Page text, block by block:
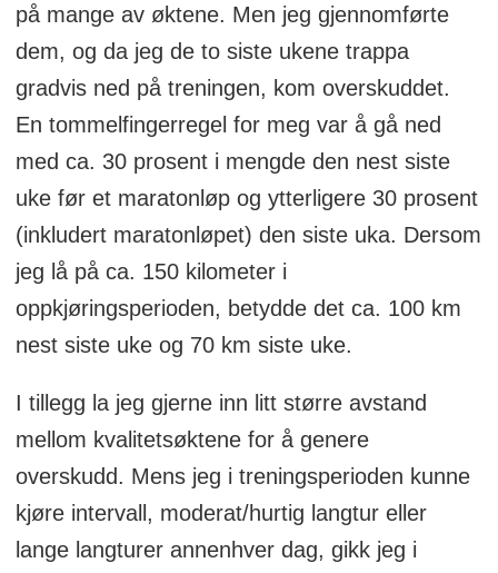
på mange av øktene. Men jeg gjennomførte
dem, og da jeg de to siste ukene trappa
gradvis ned på treningen, kom overskuddet.
En tommelfingerregel for meg var å gå ned
med ca. 30 prosent i mengde den nest siste
uke før et maratonløp og ytterligere 30 prosent
(inkludert maratonløpet) den siste uka. Dersom
jeg lå på ca. 150 kilometer i
oppkjøringsperioden, betydde det ca. 100 km
nest siste uke og 70 km siste uke.
I tillegg la jeg gjerne inn litt større avstand
mellom kvalitetsøktene for å genere
overskudd. Mens jeg i treningsperioden kunne
kjøre intervall, moderat/hurtig langtur eller
lange langturer annenhver dag, gikk jeg i